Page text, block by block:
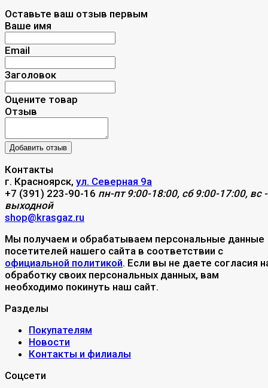
Оставьте ваш отзыв первым
Ваше имя
Email
Заголовок
Оцените товар
Отзыв
Контакты
г. Красноярск, ул. Северная 9а
+7 (391) 223-90-16 пн-пт 9:00-18:00, сб 9:00-17:00, вс -
выходной
shop@krasgaz.ru
Мы получаем и обрабатываем персональные данные
посетителей нашего сайта в соответствии с
официальной политикой. Если вы не даете согласия
обработку своих персональных данных, вам
необходимо покинуть наш сайт.
Разделы
Покупателям
Новости
Контакты и филиалы
Соцсети